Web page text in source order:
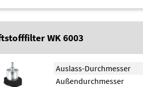
WK 6003
Auslass-Durchmesser
Außendurchmesser